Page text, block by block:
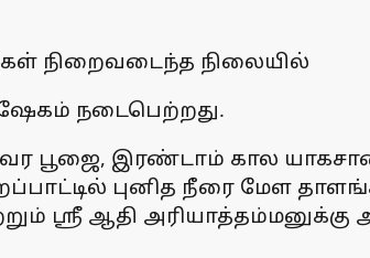
நிறைவடைந்த நிலையில்
நடைபெற்றது.
பூஜை, இரண்டாம் கால
புனித நீரை மேள
ஸ்ரீ ஆதி